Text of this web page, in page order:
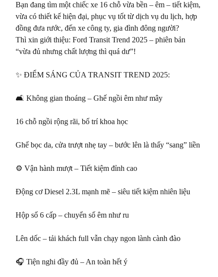
Bạn đang tìm một chiếc xe 16 chỗ vừa bền – êm – tiết kiệm,
vừa có thiết kế hiện đại, phục vụ tốt từ dịch vụ du lịch, hợp
đồng đưa rước, đến xe công ty, gia đình đông người?
Thì xin giới thiệu: Ford Transit Trend 2025 – phiên bản
“vừa đủ nhưng chất lượng thì quá dư”!
✨ ĐIỂM SÁNG CỦA TRANSIT TREND 2025:
🛋️ Không gian thoáng – Ghế ngồi êm như mây
16 chỗ ngồi rộng rãi, bố trí khoa học
Ghế bọc da, cửa trượt nhẹ tay – bước lên là thấy “sang” liền
⚙️ Vận hành mượt – Tiết kiệm đỉnh cao
Động cơ Diesel 2.3L mạnh mẽ – siêu tiết kiệm nhiên liệu
Hộp số 6 cấp – chuyển số êm như ru
Lên dốc – tải khách full vẫn chạy ngon lành cành đào
🎧 Tiện nghi đầy đủ – An toàn hết ý